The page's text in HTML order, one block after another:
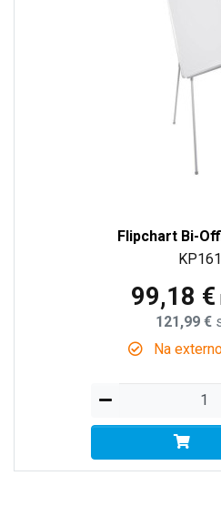
Flipchart Bi-
99,18 €
121,99 €
Na